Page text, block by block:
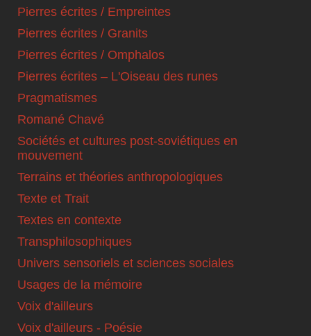
Pierres écrites / Empreintes
Pierres écrites / Granits
Pierres écrites / Omphalos
Pierres écrites – L'Oiseau des runes
Pragmatismes
Romané Chavé
Sociétés et cultures post-soviétiques en
mouvement
Terrains et théories anthropologiques
Texte et Trait
Textes en contexte
Transphilosophiques
Univers sensoriels et sciences sociales
Usages de la mémoire
Voix d'ailleurs
Voix d'ailleurs - Poésie